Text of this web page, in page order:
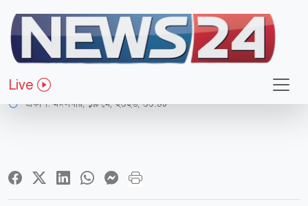
Live
ধর্ম-জীবন
যৌতুকের পশু দিয়ে কোরবানি বিপদজনক
প্রকাশ:মঙ্গলবার, ১৯ মে, ২০২৬, ০০:৪৮